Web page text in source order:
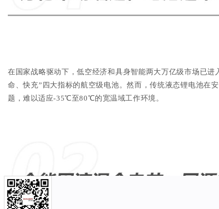
在国家战略驱动下，低空经济和具身智能两大万亿级市场已
命、快充” 四大指标的航空级电池。然而，传统液态锂电池在
题，难以适应-35℃至80℃的宽温域工作环境。
解决方案
乘用车
创新研发
能力中心
智能制造
智能制造
新闻中心
公司新闻
人力资源
人才招聘
关于我们
关于SEVB